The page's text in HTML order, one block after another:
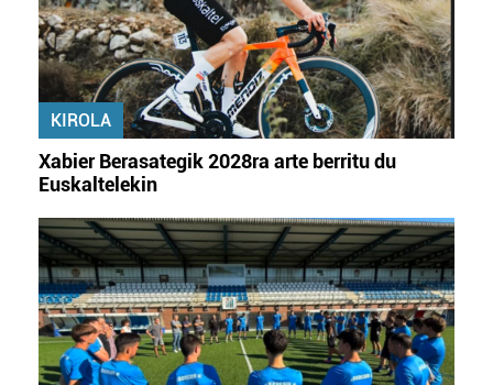
KIROLA
Xabier Berasategik 2028ra arte berritu du
Euskaltelekin